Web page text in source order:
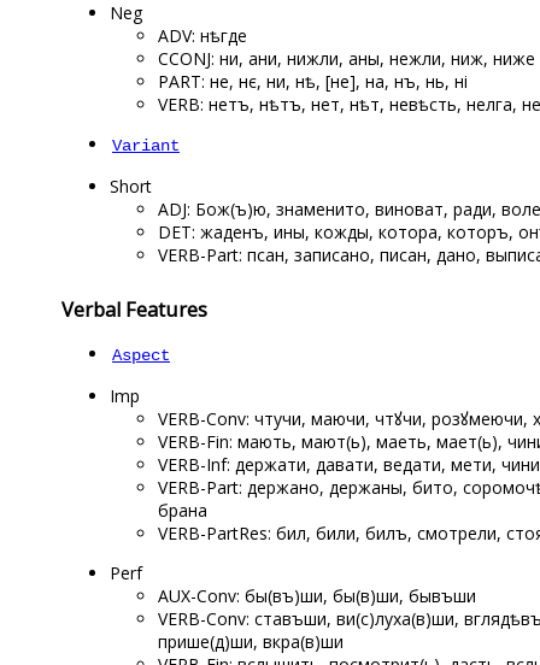
Neg
ADV: нѣгде
CCONJ: ни, ани, нижли, аны, нежли, ниж, ниже
PART: не, нє, ни, нѣ, [не], на, нъ, нь, ні
VERB: нетъ, нѣтъ, нет, нѣт, невѣсть, нелга,
Variant
Short
ADJ: Бож(ъ)ю, знаменито, виноват, ради,
DET: жаденъ, ины, кожды, котора, которъ,
VERB-Part: псан, записано, писан, дано,
Verbal Features
Aspect
Imp
VERB-Conv: чтучи, маючи, чтꙋчи, розꙋмеючи,
VERB-Fin: мають, мают(ь), маеть, мает(ь),
VERB-Inf: держати, давати, ведати, мети,
VERB-Part: держано, держаны, бито,
брана
VERB-PartRes: бил, били, билъ, смотрели,
Perf
AUX-Conv: бы(въ)ши, бы(в)ши, бывъши
VERB-Conv: ставъши, ви(с)луха(в)ши,
прише(д)ши, вкра(в)ши